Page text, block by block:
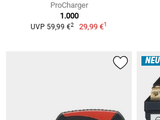
ProCharger
1.000
UVP 59,99 €2 29,99 €1
NEU